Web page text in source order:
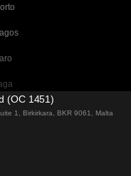
Madrid
(OC 1451)
1, Birkirkara, BKR 9061, Malta